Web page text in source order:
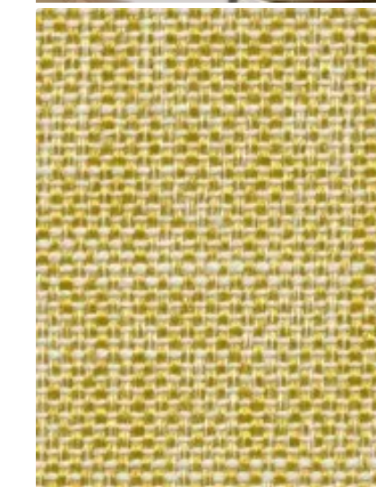
Go to item 1